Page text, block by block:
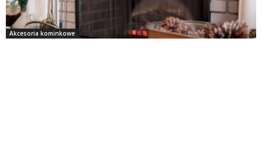
Akcesoria kominkowe